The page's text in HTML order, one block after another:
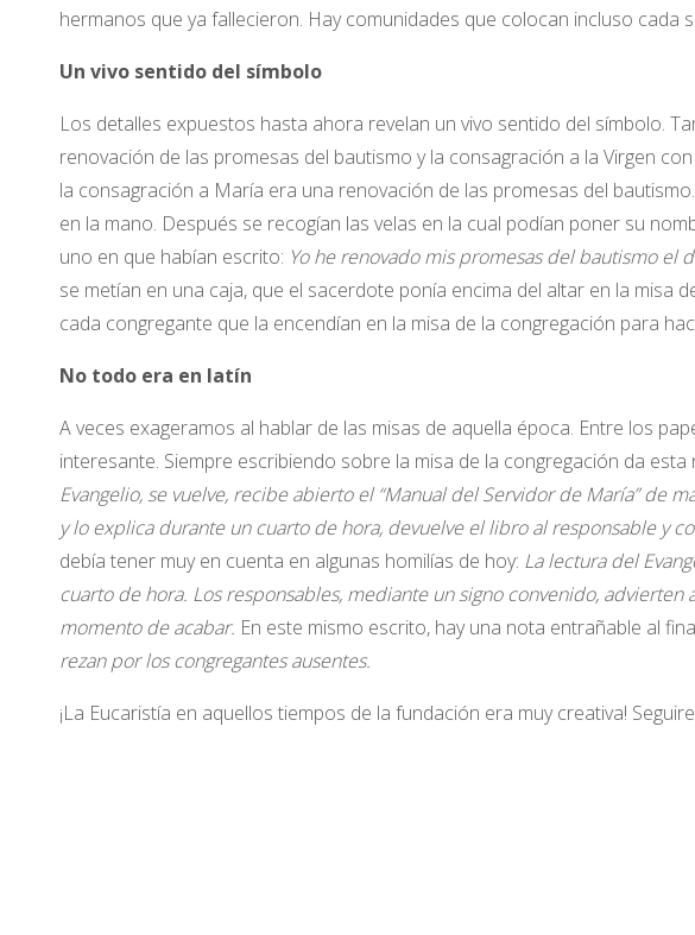
hermanos que ya fallecieron. Hay comunidades que colocan incluso cada
Un vivo sentido del símbolo
Los detalles expuestos hasta ahora revelan un vivo sentido del símbolo.
renovación de las promesas del bautismo y la consagración a la Virgen
la consagración a María era una renovación de las promesas del
en la mano. Después se recogían las velas en la cual podían poner su
uno en que habían escrito: Yo he renovado mis promesas del bautismo
se metían en una caja, que el sacerdote ponía encima del altar en la misa
cada congregante que la encendían en la misa de la congregación para
No todo era en latín
A veces exageramos al hablar de las misas de aquella época. Entre los
interesante. Siempre escribiendo sobre la misa de la congregación da esta
Evangelio, se vuelve, recibe abierto el “Manual del Servidor de María” de
y lo explica durante un cuarto de hora, devuelve el libro al responsable y
debía tener muy en cuenta en algunas homilías de hoy: La lectura del
cuarto de hora. Los responsables, mediante un signo convenido,
momento de acabar. En este mismo escrito, hay una nota entrañable al
rezan por los congregantes ausentes.
¡La Eucaristía en aquellos tiempos de la fundación era muy creativa!